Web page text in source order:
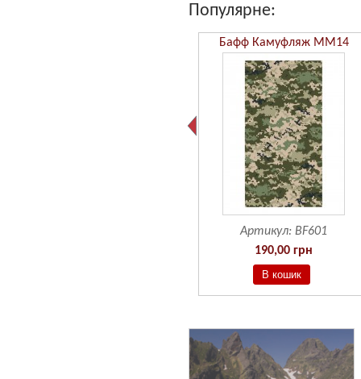
Популярне:
Бафф Камуфляж ММ14
Артикул: BF601
190,00 грн